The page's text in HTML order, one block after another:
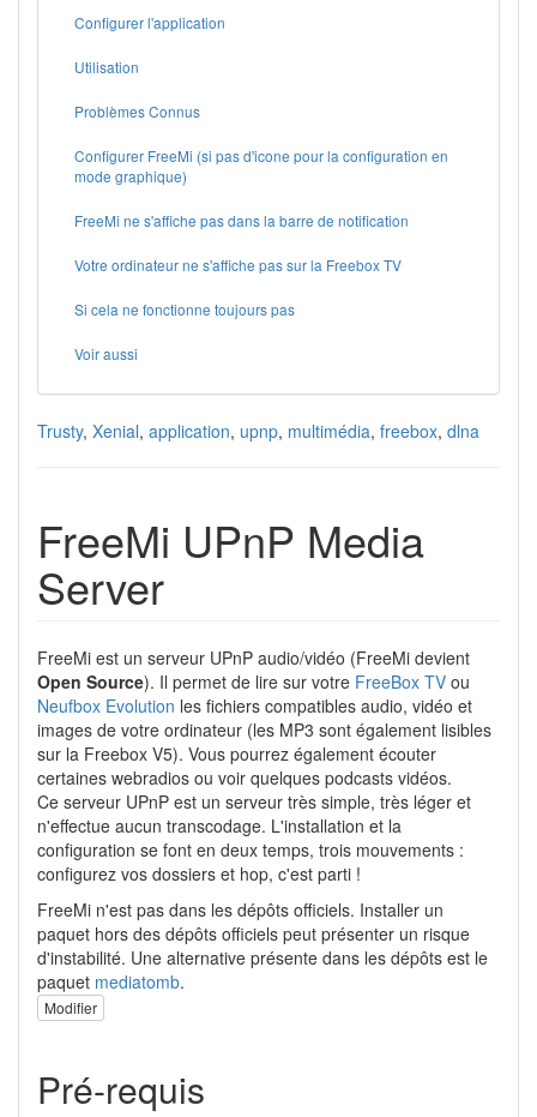
Configurer l'application
Utilisation
Problèmes Connus
Configurer FreeMi (si pas d'icone pour la configuration en
mode graphique)
FreeMi ne s'affiche pas dans la barre de notification
Votre ordinateur ne s'affiche pas sur la Freebox TV
Si cela ne fonctionne toujours pas
Voir aussi
Trusty, Xenial, application, upnp, multimédia, freebox, dlna
FreeMi UPnP Media
Server
FreeMi est un serveur UPnP audio/vidéo (FreeMi devient
Open Source). Il permet de lire sur votre FreeBox TV ou
Neufbox Evolution les fichiers compatibles audio, vidéo et
images de votre ordinateur (les MP3 sont également lisibles
sur la Freebox V5). Vous pourrez également écouter
certaines webradios ou voir quelques podcasts vidéos.
Ce serveur UPnP est un serveur très simple, très léger et
n'effectue aucun transcodage. L'installation et la
configuration se font en deux temps, trois mouvements :
configurez vos dossiers et hop, c'est parti !
FreeMi n'est pas dans les dépôts officiels. Installer un
paquet hors des dépôts officiels peut présenter un risque
d'instabilité. Une alternative présente dans les dépôts est le
paquet mediatomb.
Modifier
Pré-requis